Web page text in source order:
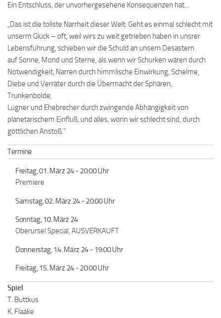
Ein Entschluss, der unvorhergesehene Konsequenzen hat…
„Das ist die tollste Narrheit dieser Welt: Geht es einmal schlecht mit
unserm Glück – oft, weil wirs zu weit getrieben haben in unsrer
Lebensführung, schieben wir die Schuld an unsern Desastern
auf Sonne, Mond und Sterne, als wenn wir Schurken wären durch
Notwendigkeit, Narren durch himmlische Einwirkung, Schelme,
Diebe und Verräter durch die Übermacht der Sphären,
Trunkenbolde,
Lügner und Ehebrecher durch zwingende Abhängigkeit von
planetarischem Einfluß, und alles, worin wir schlecht sind, durch
göttlichen Anstoß.“
Termine
Freitag, 01. März 24 - 20:00 Uhr
Premiere
Samstag, 02. März 24 - 20:00 Uhr
Sonntag, 10. März 24
Oberursel Special, AUSVERKAUFT
Donnerstag, 14. März 24 - 19:00 Uhr
Freitag, 15. März 24 - 20:00 Uhr
Spiel
T. Buttkus
K. Flaake